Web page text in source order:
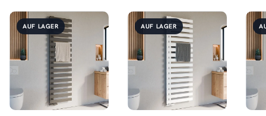
AUF LAGER AUF LAGER